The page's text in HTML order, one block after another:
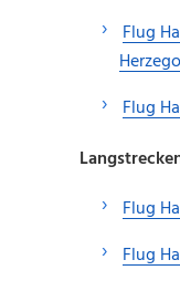
Flug
Flug
Flug
Flug